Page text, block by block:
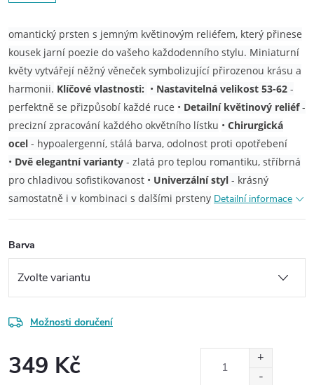
omantický prsten s jemným květinovým reliéfem, který přinese
kousek jarní poezie do vašeho každodenního stylu. Miniaturní
květy vytvářejí něžný věneček symbolizující přirozenou krásu a
harmonii. Klíčové vlastnosti: • Nastavitelná velikost 53-62 -
perfektně se přizpůsobí každé ruce • Detailní květinový reliéf -
precizní zpracování každého okvětního lístku • Chirurgická
ocel - hypoalergenní, stálá barva, odolnost proti opotřebení
• Dvě elegantní varianty - zlatá pro teplou romantiku, stříbrná
pro chladivou sofistikovanost • Univerzální styl - krásný
samostatně i v kombinaci s dalšími prsteny Detailní informace
Barva
Možnosti doručení
349 Kč